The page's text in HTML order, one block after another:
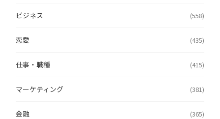
ビジネス (558)
恋愛 (435)
仕事・職種 (415)
マーケティング (381)
金融 (365)